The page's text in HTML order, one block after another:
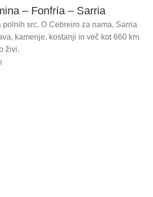
– Fonfría – Sarria
polnih src. O Cebreiro za nama, Sarria
kamenje, kostanji in več kot 660 km
živi.